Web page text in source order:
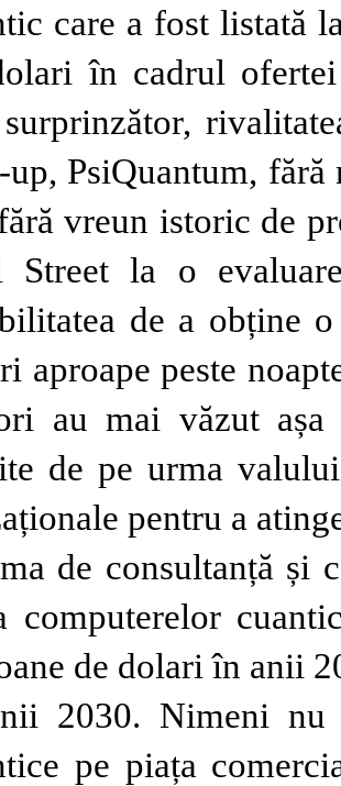
care a fost listată
în cadrul
up, PsiQuantum,
vreun istoric de
Street la o
de a obține
aproape peste
au mai văzut
de pe urma
pentru a
de consultanță și
computerelor
de dolari în anii
2030. Nimeni nu
pe piața